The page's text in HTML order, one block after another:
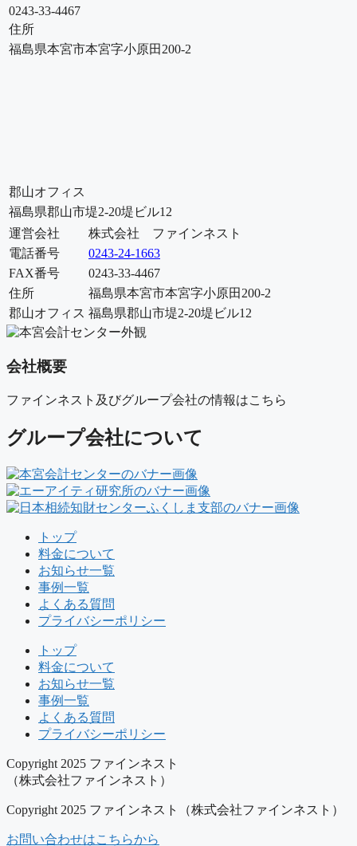
0243-33-4467
住所
福島県本宮市本宮字小原田200-2
郡山オフィス
福島県郡山市堤2-20堤ビル12
運営会社
株式会社 ファインネスト
電話番号
0243-24-1663
FAX番号
0243-33-4467
住所
福島県本宮市本宮字小原田200-2
郡山オフィス 福島県郡山市堤2-20堤ビル12
会社概要
ファインネスト及びグループ会社の情報はこちら
グループ会社について
トップ
料金について
お知らせ一覧
事例一覧
よくある質問
プライバシーポリシー
トップ
料金について
お知らせ一覧
事例一覧
よくある質問
プライバシーポリシー
Copyright 2025 ファインネスト
（株式会社ファインネスト）
Copyright 2025 ファインネスト（株式会社ファインネスト）
お問い合わせはこちらから